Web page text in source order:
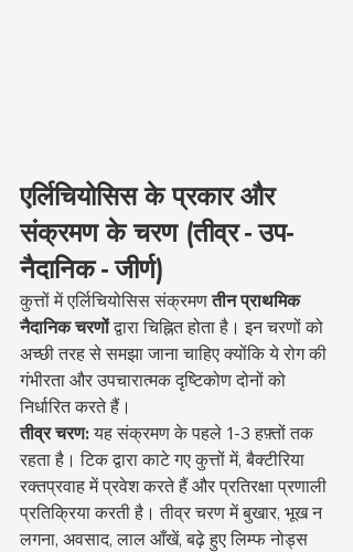
एर्लिचियोसिस के प्रकार और
संक्रमण के चरण (तीव्र - उप-
नैदानिक - जीर्ण)
कुत्तों में एर्लिचियोसिस संक्रमण तीन प्राथमिक
नैदानिक चरणों द्वारा चिह्नित होता है। इन चरणों को
अच्छी तरह से समझा जाना चाहिए क्योंकि ये रोग की
गंभीरता और उपचारात्मक दृष्टिकोण दोनों को
निर्धारित करते हैं।
तीव्र चरण: यह संक्रमण के पहले 1-3 हफ़्तों तक
रहता है। टिक द्वारा काटे गए कुत्तों में, बैक्टीरिया
रक्तप्रवाह में प्रवेश करते हैं और प्रतिरक्षा प्रणाली
प्रतिक्रिया करती है। तीव्र चरण में बुखार, भूख न
लगना, अवसाद, लाल आँखें, बढ़े हुए लिम्फ नोड्स